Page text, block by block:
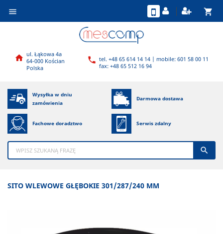
 shopping_cart
 ul. Łąkowa 4a
64-000 Kościan
Polska
 tel. +48 65 614 14 14 | mobile: 601 58 00 11
fax: +48 65 512 16 94
Wysyłka w dniu
zamówienia
Darmowa dostawa
Fachowe doradztwo Serwis zdalny

SITO WLEWOWE GŁĘBOKIE 301/287/240 MM